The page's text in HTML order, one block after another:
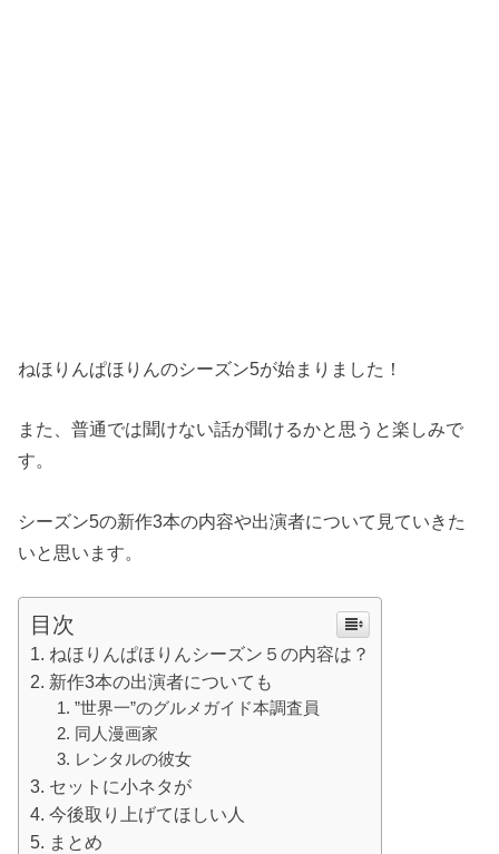
ねほりんぱほりんのシーズン5が始まりました！
また、普通では聞けない話が聞けるかと思うと楽しみで
す。
シーズン5の新作3本の内容や出演者について見ていきた
いと思います。
目次
ねほりんぱほりんシーズン５の内容は？
新作3本の出演者についても
”世界一”のグルメガイド本調査員
同人漫画家
レンタルの彼女
セットに小ネタが
今後取り上げてほしい人
まとめ